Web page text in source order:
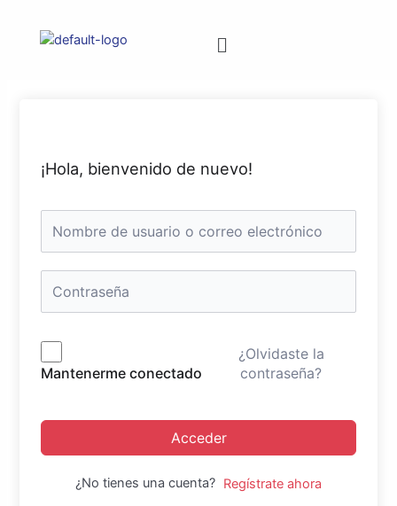
¡Hola, bienvenido de nuevo!
Mantenerme conectado
¿Olvidaste la
contraseña?
Acceder
¿No tienes una cuenta? Regístrate ahora